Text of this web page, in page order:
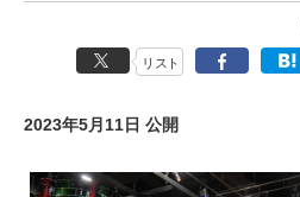
リスト
2023年5月11日 公開